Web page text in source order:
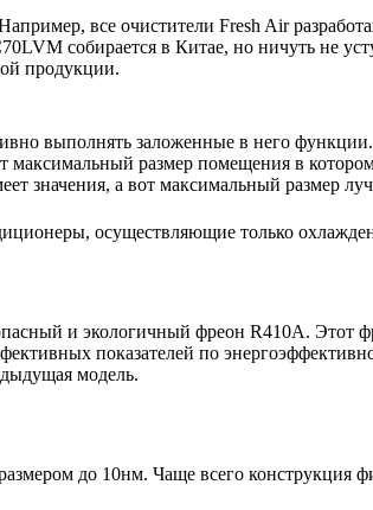
все очистители Fresh Air
собирается в Китае, но ничуть не
продукции.
выполнять заложенные в него
размер помещения в
значения, а вот максимальный размер
осуществляющие только
и экологичный фреон R410A. Этот
показателей по
модель.
до 10нм. Чаще всего конструкция